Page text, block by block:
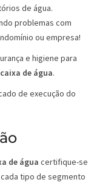
de água.
problemas com
ou empresa!
e higiene para
de água.
de execução do
de água certifique-se
tipo de segmento